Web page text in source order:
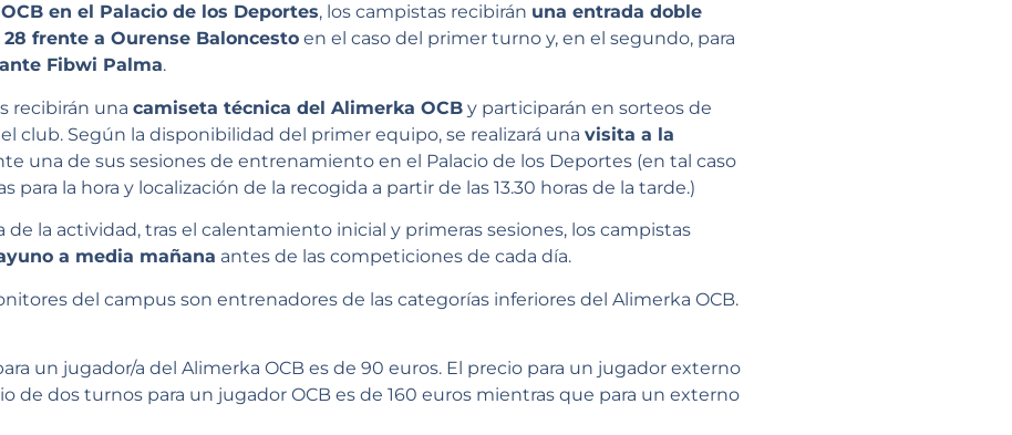
en el Palacio de los Deportes, los campistas recibirán una entrada doble
frente a Ourense Baloncesto en el caso del primer turno y, en el segundo, para
Fibwi Palma.
recibirán una camiseta técnica del Alimerka OCB y participarán en sorteos de
club. Según la disponibilidad del primer equipo, se realizará una visita a la
una de sus sesiones de entrenamiento en el Palacio de los Deportes (en tal caso
para la hora y localización de la recogida a partir de las 13.30 horas de la tarde.)
de la actividad, tras el calentamiento inicial y primeras sesiones, los campistas
a media mañana antes de las competiciones de cada día.
del campus son entrenadores de las categorías inferiores del Alimerka OCB.
un jugador/a del Alimerka OCB es de 90 euros. El precio para un jugador externo
de dos turnos para un jugador OCB es de 160 euros mientras que para un externo